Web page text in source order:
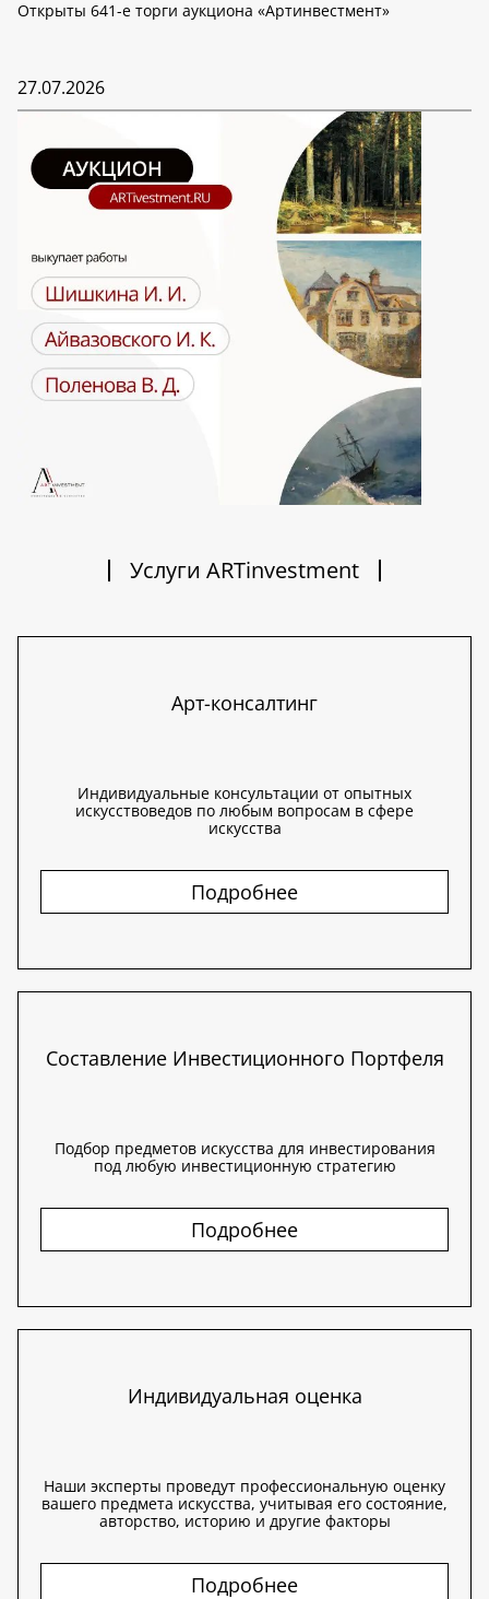
Открыты 641-е торги аукциона «Артинвестмент»
27.07.2026
Услуги ARTinvestment
Арт-консалтинг
Индивидуальные консультации от опытных
искусствоведов по любым вопросам в сфере
искусства
Подробнее
Составление Инвестиционного Портфеля
Подбор предметов искусства для инвестирования
под любую инвестиционную стратегию
Подробнее
Индивидуальная оценка
Наши эксперты проведут профессиональную оценку
вашего предмета искусства, учитывая его состояние,
авторство, историю и другие факторы
Подробнее